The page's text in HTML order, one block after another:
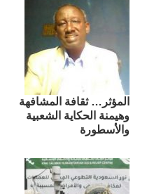
المؤثر… ثقافة المشافهة
وهيمنة الحكاية الشعبية
والأسطورة